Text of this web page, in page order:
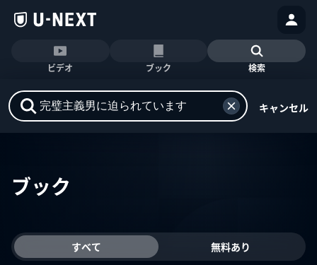
ビデオ ブック 検索
キャンセル
ブック
すべて 無料あり